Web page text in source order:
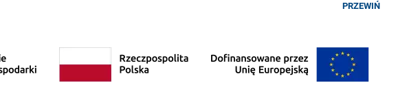
PRZEWIŃ